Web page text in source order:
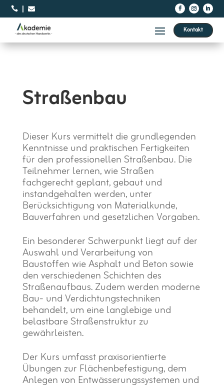
 
Kontakt
Straßenbau
Dieser Kurs vermittelt die grundlegenden
Kenntnisse und praktischen Fertigkeiten
für den professionellen Straßenbau. Die
Teilnehmer lernen, wie Straßen
fachgerecht geplant, gebaut und
instandgehalten werden, unter
Berücksichtigung von Materialkunde,
Bauverfahren und gesetzlichen Vorgaben.
Ein besonderer Schwerpunkt liegt auf der
Auswahl und Verarbeitung von
Baustoffen wie Asphalt und Beton sowie
den verschiedenen Schichten des
Straßenaufbaus. Zudem werden moderne
Bau- und Verdichtungstechniken
behandelt, um eine langlebige und
belastbare Straßenstruktur zu
gewährleisten.
Der Kurs umfasst praxisorientierte
Übungen zur Flächenbefestigung, dem
Anlegen von Entwässerungssystemen und